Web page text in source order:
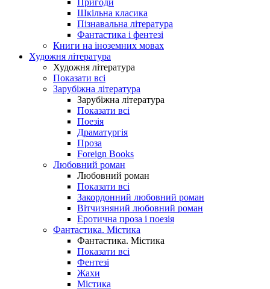
Пригоди
Шкільна класика
Пізнавальна література
Фантастика і фентезі
Книги на іноземних мовах
Художня література
Художня література
Показати всі
Зарубіжна література
Зарубіжна література
Показати всі
Поезія
Драматургія
Проза
Foreign Books
Любовний роман
Любовний роман
Показати всі
Закордонний любовний роман
Вітчизняний любовний роман
Еротична проза і поезія
Фантастика. Містика
Фантастика. Містика
Показати всі
Фентезі
Жахи
Містика